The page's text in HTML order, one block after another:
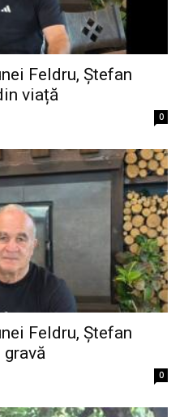
Feldru, Ștefan
viață
0
Feldru, Ștefan
0